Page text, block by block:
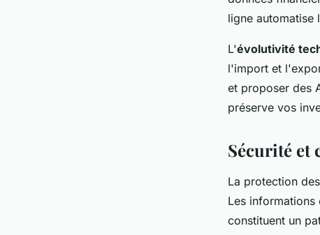
ligne automatise
L'évolutivité
l'import et
et proposer des
préserve vos
Sécurité et
La protection
Les
constituent un